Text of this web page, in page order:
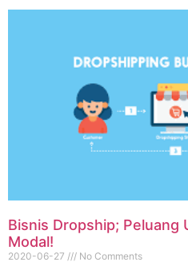
Bisnis Dropship; Peluang
Modal!
2020-06-27 No Comments